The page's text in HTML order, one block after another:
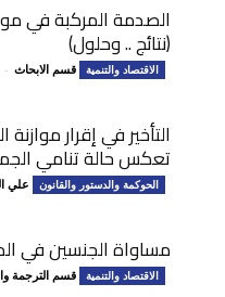
(نتائج .. وحلول)
الاقتصاد والتنمية قسم الابحاث -
تعكس حالة تنامي
الحوكمة والدستور والقانون علي
مساواة الجنسين في
الاقتصاد والتنمية قسم الترجمة